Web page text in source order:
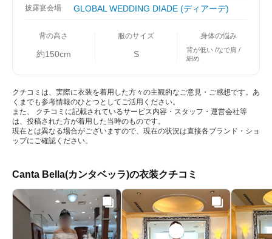
披露宴会場 GLOBAL WEDDING DIADE (ディアーデ)
背の高さ
約150cm
服のサイズ
S
身体の悩み
背が低い なで肩
細め
クチコミは、実際に衣装を着用した方々の主観的なご意見・ご感想です。あ
くまでも参考情報のひとつとしてご活用ください。
また、 クチコミに記載されているサービス内容・スタッフ・運営会社等
は、投稿された方が着用した当時のものです。
現在とは異なる場合がございますので、現在の状況は直接各ブランド・ショ
ップにご確認ください。
Canta Bella(カンタベッラ)の衣装クチコミ